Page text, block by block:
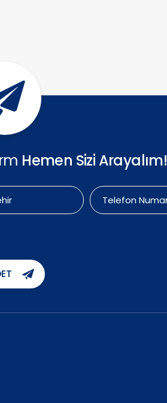
Hemen Sizi Arayalım!